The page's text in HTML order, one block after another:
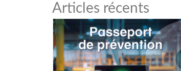
Articles récents